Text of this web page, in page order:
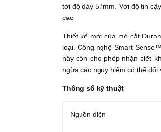
tới độ dày 57mm. Với độ tin
cao
Thiết kế mới của mỏ cắt
loại. Công nghệ Smart
này còn cho phép nhận biết
ngừa các nguy hiểm có thể đối
Thông số kỹ thuật
Nguồn điện